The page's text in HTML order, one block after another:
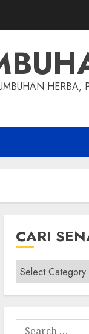
HERBA,
CARI
Cari
Senarai
Tumbuhan
Search